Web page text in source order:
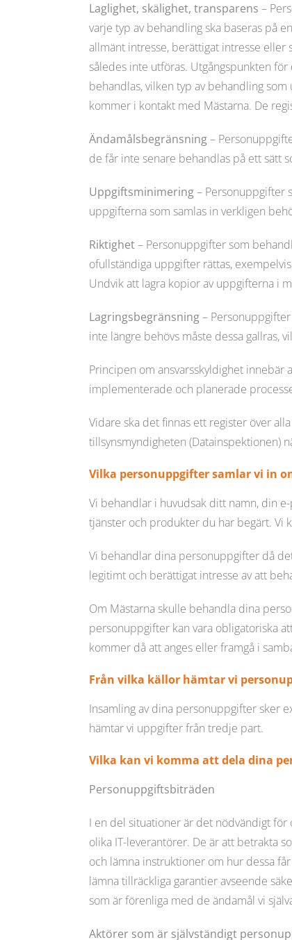
Laglighet, skälighet, transparens –
varje typ av behandling ska baseras på
allmänt intresse, berättigat intresse
således inte utföras. Utgångspunkten
behandlas, vilken typ av behandling
kommer i kontakt med Mästarna. De
Ändamålsbegränsning–
de får inte senare behandlas på ett sätt
Uppgiftsminimering– Personuppgifter
uppgifterna som samlas in verkligen
Riktighet– Personuppgifter som
ofullständiga uppgifter rättas,
Undvik att lagra kopior av uppgifterna i
Lagringsbegränsning–
inte längre behövs måste dessa gallras,
Principen om ansvarsskyldighet
implementerade och planerade
Vidare ska det finnas ett register över
tillsynsmyndigheten (Datainspektionen)
Vilka personuppgifter samlar vi in
Vi behandlar i huvudsak ditt namn, din
tjänster och produkter du har begärt. Vi
Vi behandlar dina personuppgifter då
legitimt och berättigat intresse av att
Om Mästarna skulle behandla dina
personuppgifter kan vara obligatoriska
kommer då att anges eller framgå i
Från vilka källor hämtar vi
Insamling av dina personuppgifter sker
hämtar vi uppgifter från tredje part.
Vilka kan vi komma att dela dina
Personuppgiftsbiträden
I en del situationer är det nödvändigt för
olika IT-leverantörer. De är att betrakta
och lämna instruktioner om hur dessa
lämna tillräckliga garantier avseende
som är förenliga med de ändamål vi
Aktörer som är självständigt